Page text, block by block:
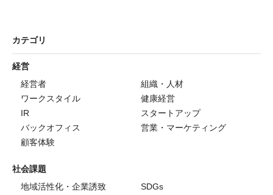
カテゴリ
経営
経営者
組織・人材
ワークスタイル
健康経営
IR
スタートアップ
バックオフィス
営業・マーケティング
顧客体験
社会課題
地域活性化・企業誘致
SDGs